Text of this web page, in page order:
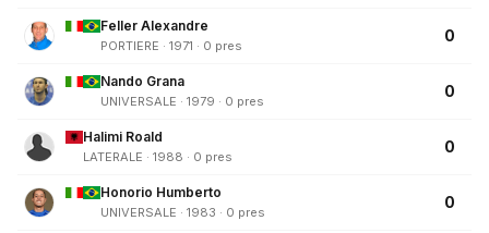
Feller Alexandre
PORTIERE · 1971 · 0 pres
0
Nando Grana
UNIVERSALE · 1979 · 0 pres
0
Halimi Roald
LATERALE · 1988 · 0 pres
0
Honorio Humberto
UNIVERSALE · 1983 · 0 pres
0